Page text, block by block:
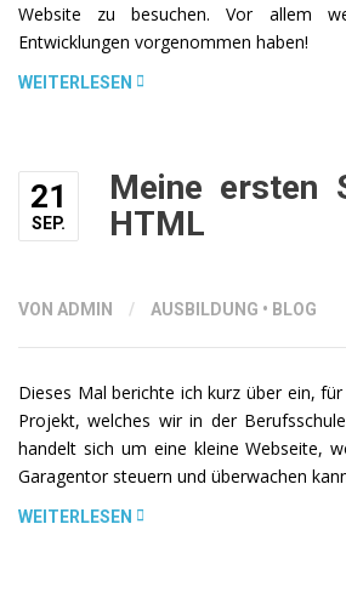
Website zu besuchen. Vor allem
Entwicklungen vorgenommen haben!
WEITERLESEN „UNSERE
NEUEM
GLANZ“
21
SEP.
Meine ersten
HTML
VON ADMIN / AUSBILDUNG • BLOG
Dieses Mal berichte ich kurz über ein,
Projekt, welches wir in der
handelt sich um eine kleine Webseite,
Garagentor steuern und überwachen
WEITERLESEN „MEINE